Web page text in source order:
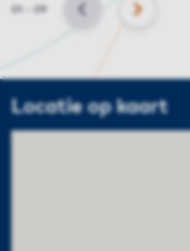
Slide 09 VORIGE VOLGENDE
Locatie op kaart